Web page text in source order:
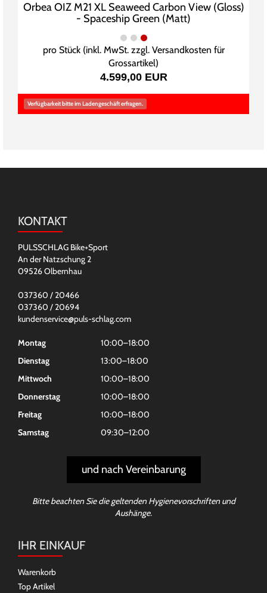
Orbea OIZ M21 XL Seaweed Carbon View (Gloss)
- Spaceship Green (Matt)
pro Stück (inkl. MwSt. zzgl. Versandkosten für
Grossartikel)
4.599,00 EUR
Verfügbarkeit bitte im Ladengeschäft erfragen.
KONTAKT
PULSSCHLAG Bike+Sport
An der Natzschung 2
09526 Olbernhau
037360 / 20466
037360 / 20694
kundenservice@puls-schlag.com
Montag
10:00–18:00
Dienstag
13:00–18:00
Mittwoch
10:00–18:00
Donnerstag
10:00–18:00
Freitag
10:00–18:00
Samstag
09:30–12:00
und nach Vereinbarung
Bitte beachten Sie die geltenden Hygienevorschriften und
Aushänge.
IHR EINKAUF
Warenkorb
Top Artikel